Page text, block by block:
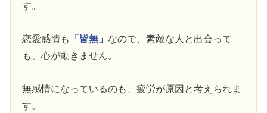
す。
恋愛感情も 「皆無」 なので、素敵な人と出会って
も、心が動きません。
無感情になっているのも、疲労が原因と考えられま
す。